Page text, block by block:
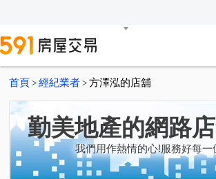
首頁 > 經紀業者 > 方澤泓的店舖
勤美地產的網路
我們用作熱情的心!服務好每